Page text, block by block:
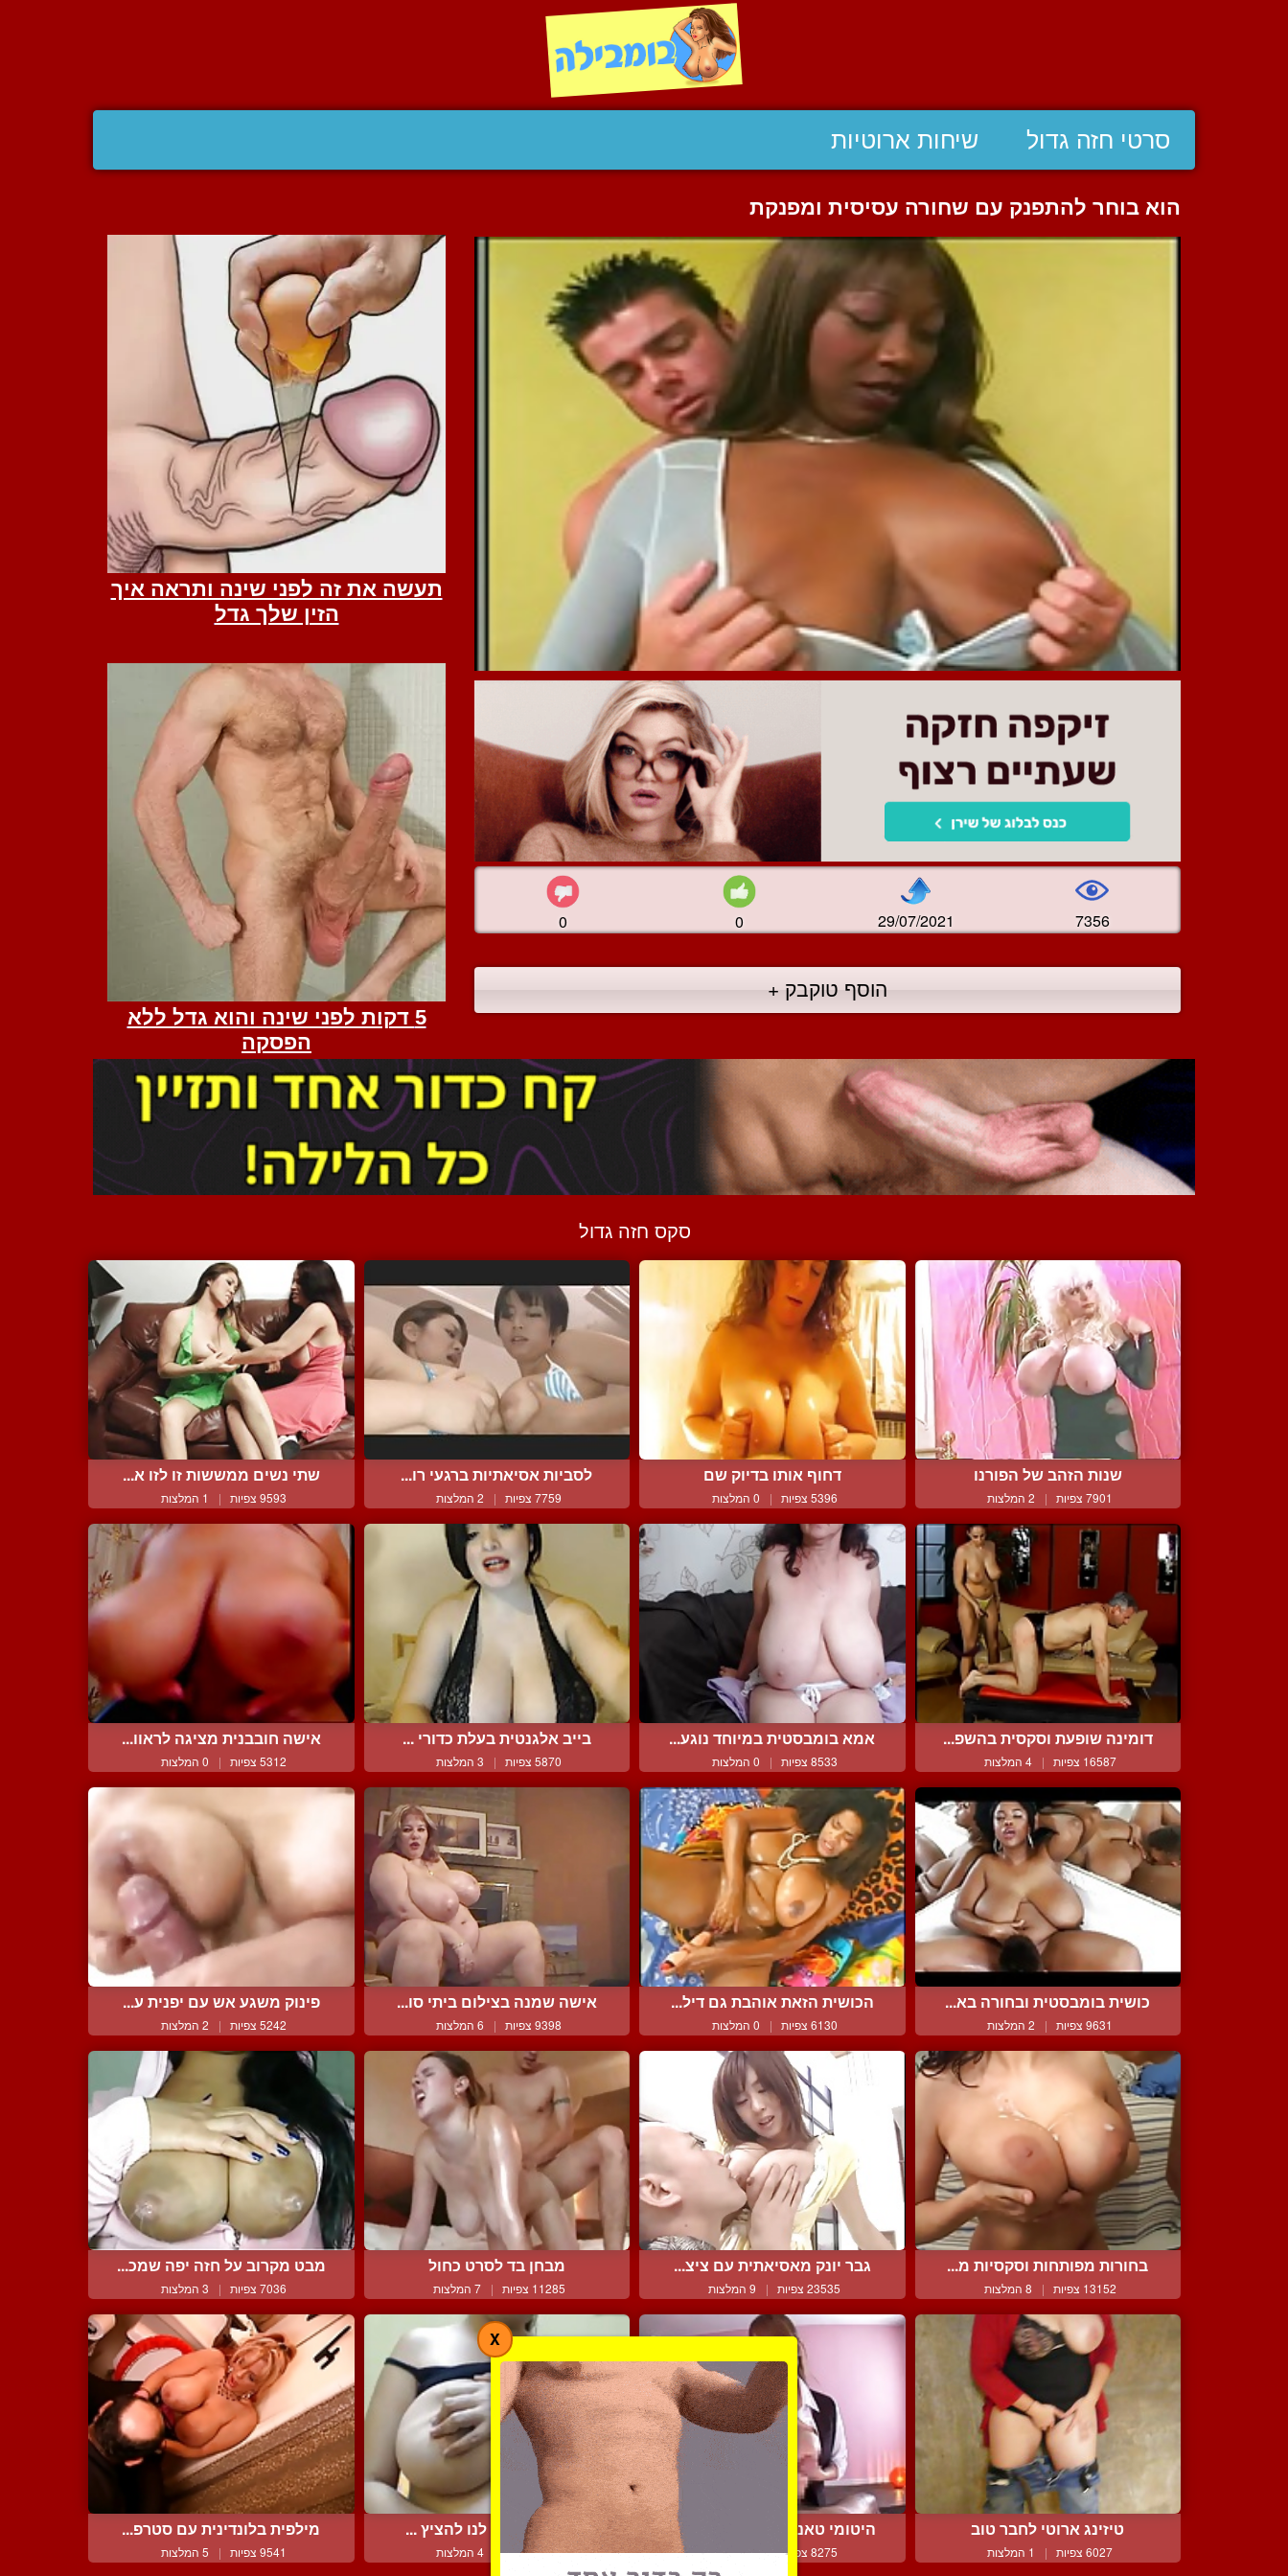
סרטי חזה גדול שיחות ארוטיות
הוא בוחר להתפנק עם שחורה עסיסית ומפנקת
0 0 29/07/2021 7356
הוסף טוקבק +
סקס חזה גדול
שנות הזהב של הפורנו
7901 צפיות | 2 המלצות
דחוף אותו בדיוק שם
5396 צפיות | 0 המלצות
לסביות אסיאתיות ברגעי רו...
7759 צפיות | 2 המלצות
שתי נשים ממששות זו לזו א...
9593 צפיות | 1 המלצות
דומינה שופעת וסקסית בהשפ...
16587 צפיות | 4 המלצות
אמא בומבסטית במיוחד נוגע...
8533 צפיות | 0 המלצות
בייב אלגנטית בעלת כדורי ...
5870 צפיות | 3 המלצות
אישה חובבנית מציגה לראוו...
5312 צפיות | 0 המלצות
כושית בומבסטית ובחורה בא...
9631 צפיות | 2 המלצות
הכושית הזאת אוהבת גם דיל...
6130 צפיות | 0 המלצות
אישה שמנה בצילום ביתי סו...
9398 צפיות | 6 המלצות
פינוק משגע אש עם יפנית ע...
5242 צפיות | 2 המלצות
בחורות מפותחות וסקסיות מ...
13152 צפיות | 8 המלצות
גבר יונק מאסיאתית עם ציצ...
23535 צפיות | 9 המלצות
מבחן בד לסרט כחול
11285 צפיות | 7 המלצות
מבט מקרוב על חזה יפה שמכ...
7036 צפיות | 3 המלצות
טיזינג ארוטי לחבר טוב
6027 צפיות | 1 המלצות
היטומי טאנאקה מלכת הפורנ...
8275 צפיות | 6 המלצות
ביישנית נותנת לנו להציץ ...
6223 צפיות | 4 המלצות
מילפית בלונדינית עם סטרפ...
9541 צפיות | 5 המלצות
X